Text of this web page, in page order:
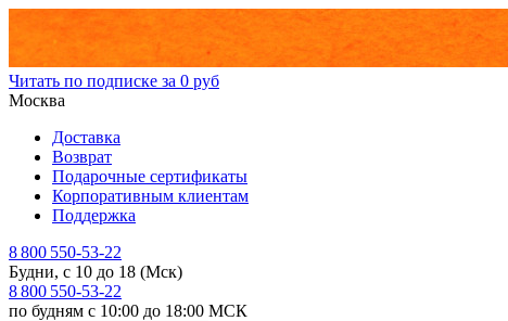
Читать по подписке за 0 руб
Москва
Доставка
Возврат
Подарочные сертификаты
Корпоративным клиентам
Поддержка
8 800 550-53-22
Будни, с 10 до 18 (Мск)
8 800 550-53-22
по будням с 10:00 до 18:00 МСК